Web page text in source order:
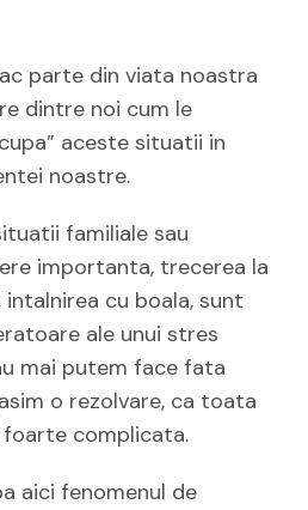
parte din viata noastra
dintre noi cum le
aceste situatii in
noastre.
familiale sau
importanta, trecerea la
cu boala, sunt
ale unui stres
mai putem face fata
o rezolvare, ca toata
complicata.
aici fenomenul de